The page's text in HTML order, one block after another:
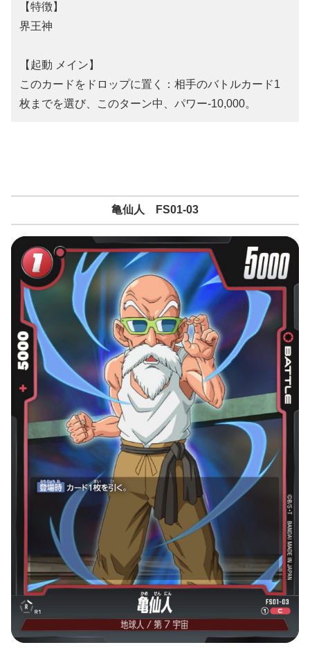
【特徴】
界王神
【起動 メイン】
このカードをドロップに置く：相手のバトルカード1
枚までを選び、このターン中、パワー-10,000。
亀仙人 FS01-03